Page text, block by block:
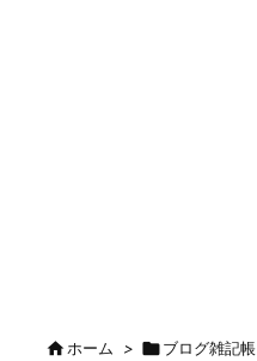
ホーム > ブログ雑記帳